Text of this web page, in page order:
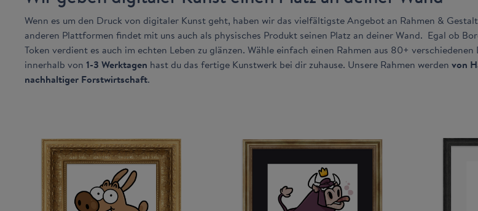
Wenn es um den Druck von digitaler Kunst geht, haben wir das vielfältigste Angebot an Rahmen &
anderen Plattformen findet mit uns auch als physisches Produkt seinen Platz an deiner Wand. Egal ob
Token verdient es auch im echten Leben zu glänzen. Wähle einfach einen Rahmen aus 80+
innerhalb von 1-3 Werktagen hast du das fertige Kunstwerk bei dir zuhause. Unsere Rahmen werden von
nachhaltiger Forstwirtschaft.